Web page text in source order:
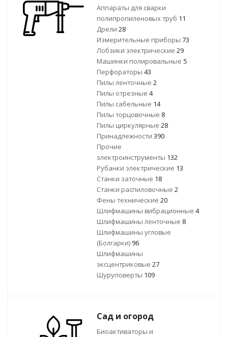
Аппараты для сварки
полипропиленовых труб 11
Дрели 28
Измерительные приборы 73
Лобзики электрические 29
Машинки полировальные 5
Перфораторы 43
Пилы ленточные 2
Пилы отрезные 4
Пилы сабельные 14
Пилы торцовочные 8
Пилы циркулярные 28
Принадлежности 390
Прочие
электроинструменты 132
Рубанки электрические 13
Станки заточные 18
Станки распиловочные 2
Фены технические 20
Шлифмашины вибрационные 4
Шлифмашины ленточные 8
Шлифмашины угловые
(Болгарки) 96
Шлифмашины
эксцентриковые 27
Шуруповерты 109
Сад и огород
Биоактиваторы и